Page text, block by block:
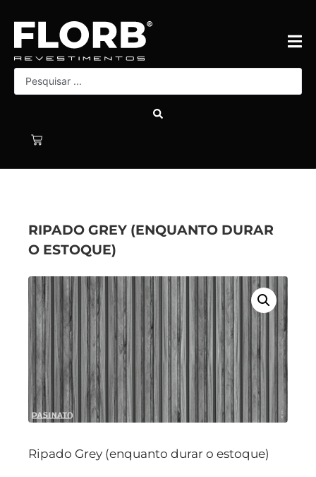
RIPADO GREY (ENQUANTO DURAR
O ESTOQUE)
Ripado Grey (enquanto durar o estoque)